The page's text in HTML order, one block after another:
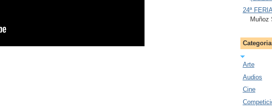
24ª
Muñoz
Arte
Audios
Cine